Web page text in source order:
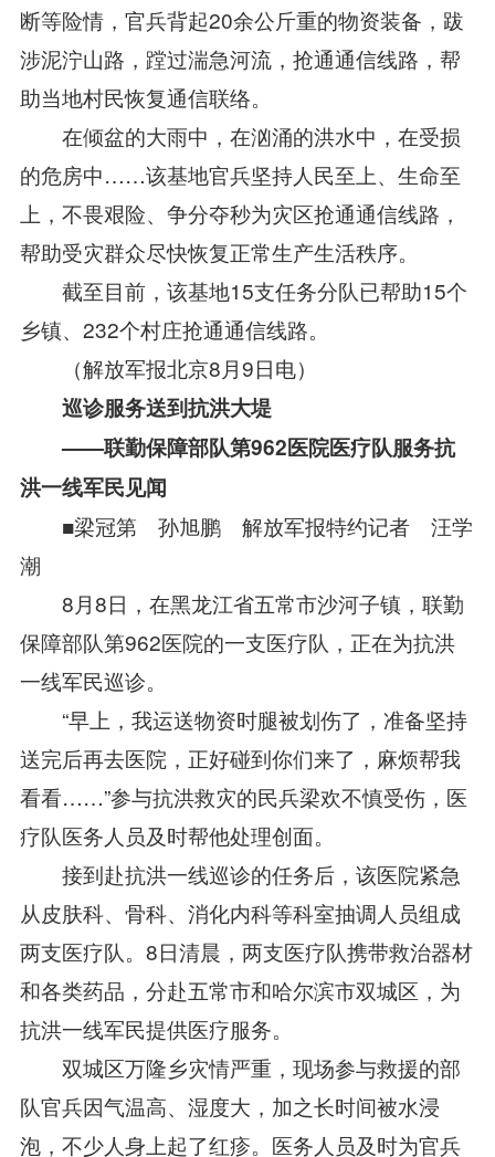
断等险情，官兵背起20余公斤重的物资装备，跋
涉泥泞山路，蹚过湍急河流，抢通通信线路，帮
助当地村民恢复通信联络。
在倾盆的大雨中，在汹涌的洪水中，在受损
的危房中……该基地官兵坚持人民至上、生命至
上，不畏艰险、争分夺秒为灾区抢通通信线路，
帮助受灾群众尽快恢复正常生产生活秩序。
截至目前，该基地15支任务分队已帮助15个
乡镇、232个村庄抢通通信线路。
（解放军报北京8月9日电）
巡诊服务送到抗洪大堤
——联勤保障部队第962医院医疗队服务抗
洪一线军民见闻
■梁冠第 孙旭鹏 解放军报特约记者 汪学
潮
8月8日，在黑龙江省五常市沙河子镇，联勤
保障部队第962医院的一支医疗队，正在为抗洪
一线军民巡诊。
“早上，我运送物资时腿被划伤了，准备坚持
送完后再去医院，正好碰到你们来了，麻烦帮我
看看……”参与抗洪救灾的民兵梁欢不慎受伤，医
疗队医务人员及时帮他处理创面。
接到赴抗洪一线巡诊的任务后，该医院紧急
从皮肤科、骨科、消化内科等科室抽调人员组成
两支医疗队。8日清晨，两支医疗队携带救治器材
和各类药品，分赴五常市和哈尔滨市双城区，为
抗洪一线军民提供医疗服务。
双城区万隆乡灾情严重，现场参与救援的部
队官兵因气温高、湿度大，加之长时间被水浸
泡，不少人身上起了红疹。医务人员及时为官兵